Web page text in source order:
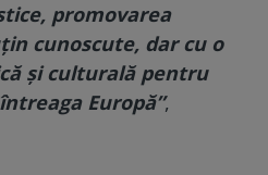
promovarea
cunoscute, dar cu o
şi culturală pentru
Europă”,